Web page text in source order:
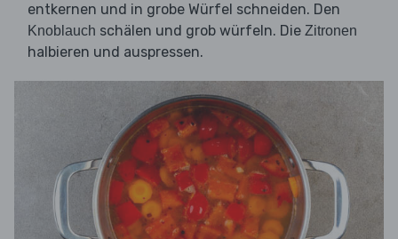
entkernen und in grobe Würfel schneiden. Den
Knoblauch schälen und grob würfeln. Die Zitronen
halbieren und auspressen.